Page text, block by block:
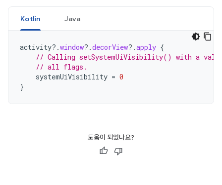
Kotlin Java
activity?.window?.decorView?.apply {
// Calling setSystemUiVisibility() with a
// all flags.
systemUiVisibility = 0
}
도움이 되었나요?